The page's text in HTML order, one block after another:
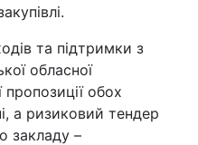
та підтримки з
обласної
пропозиції обох
а ризиковий тендер
закладу –